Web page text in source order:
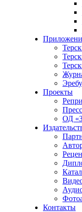
Проекты
ОД
Контакты